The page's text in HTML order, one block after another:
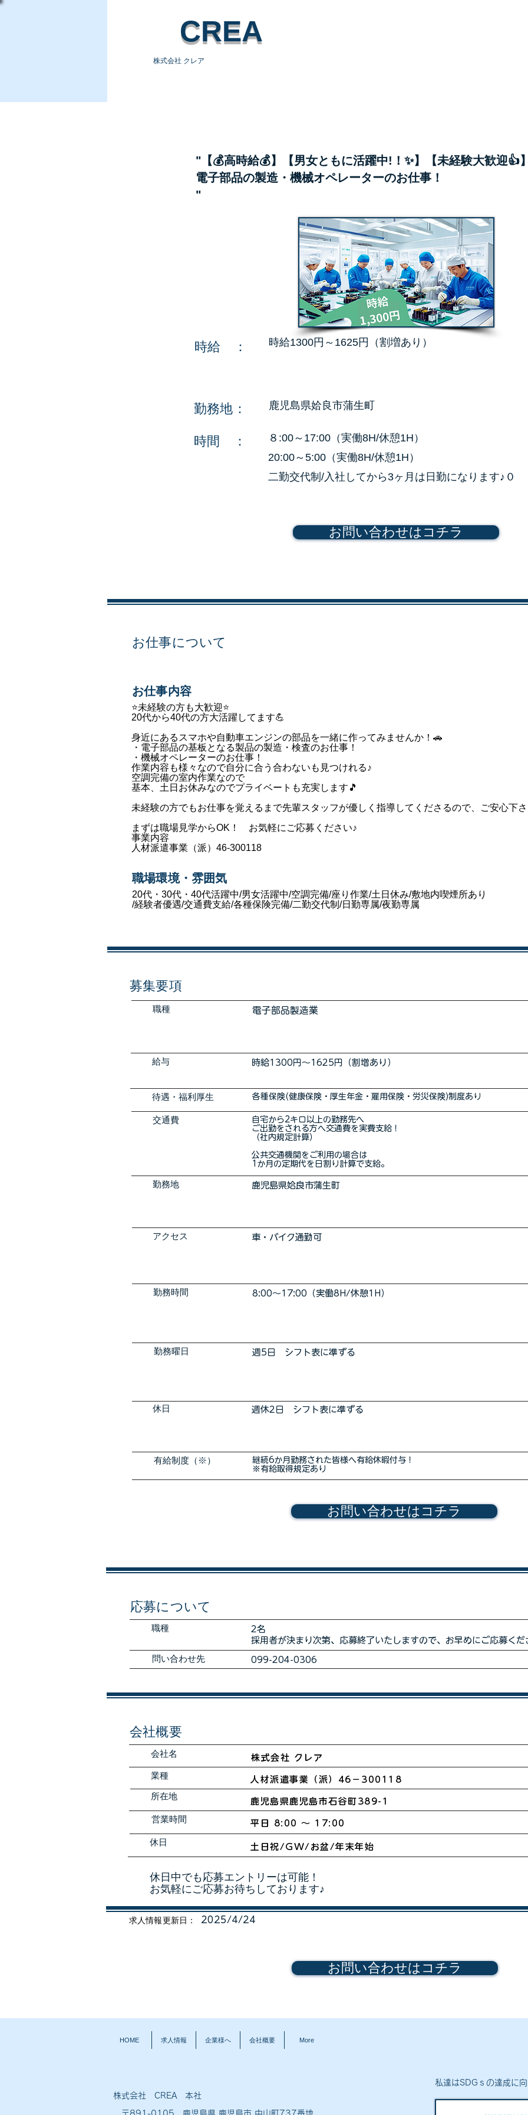
​CREA
株式会社 クレア
"【💰高時給💰】【男女ともに活躍中!！✨】【未経験大歓迎👍
電子部品の製造・機械オペレーターのお仕事！
"
​時給 ： 時給1300円～1625円（割増あり）
​勤務地： 鹿児島県姶良市蒲生町
​時間 ：
８:00～17:00（実働8H/休憩1H）
20:00～5:00（実働8H/休憩1H）
二勤交代制/入社してから3ヶ月は日勤になります♪０
お問い合わせはコチラ
お仕事について
​お仕事内容
⭐未経験の方も大歓迎⭐
20代から40代の方大活躍してます💪
身近にあるスマホや自動車エンジンの部品を一緒に作ってみませんか！🚗
・電子部品の基板となる製品の製造・検査のお仕事！
・機械オペレーターのお仕事！
作業内容も様々なので自分に合う合わないも見つけれる♪
空調完備の室内作業なので
基本、土日お休みなのでプライベートも充実します🎵
未経験の方でもお仕事を覚えるまで先輩スタッフが優しく指導してくださるので、ご安心下
まずは職場見学からOK！ お気軽にご応募ください♪
事業内容
人材派遣事業（派）46-300118
職場環境・雰囲気
20代・30代・40代活躍中/男女活躍中/空調完備/座り作業/土日休み/敷地内喫煙所あり
/経験者優遇/交通費支給/各種保険完備/二勤交代制/日勤専属/夜勤専属
募集要項
職種 電子部品製造業
​給与 時給1300円～1625円（割増あり）
​待遇・福利厚生 各種保険(健康保険・厚生年金・雇用保険・労災保険)制度あり
交通費
自宅から2キロ以上の勤務先へ
ご出勤をされる方へ交通費を実費支給！
（社内規定計算）
公共交通機関をご利用の場合は
1か月の定期代を日割り計算で支給。
勤務地 鹿児島県姶良市蒲生町
アクセス 車・バイク通勤可
8:00～17:00（実働8H/休憩1H）
勤務時間
勤務曜日 週5日 シフト表に準ずる
週休2日 シフト表に準ずる
休日
有給制度（※）
継続6か月勤務された皆様へ有給休暇付与！
※有給取得規定あり
お問い合わせはコチラ
​応募について
職種
2名
採用者が決まり次第、応募終了いたしますので、お早めにご応募くだ
099-204-0306
​問い合わせ先
会社概要
会社名 株式会社 クレア​
業種 ​人材派遣事業（派）46－300118
鹿児島県鹿児島市石谷町389-1
所在地
​営業時間 平日 8:00 ～ 17:00
休日 土日祝/GW/お盆/年末年始
休日中でも応募エントリーは可能！
​お気軽にご応募お待ちしております♪
求人情報更新日： 2025/4/24
お問い合わせはコチラ
HOME 求人情報 企業様へ 会社概要 More
株式会社 CREA 本社
〒891-0105 鹿児島県 鹿児島市 中山町737番地
私達はSDGｓの達成に